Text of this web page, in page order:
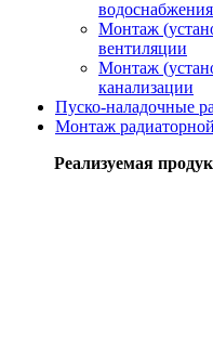
водоснабжения
Монтаж
вентиляции
Монтаж
канализации
Пуско-наладочные
Монтаж
Реализуемая